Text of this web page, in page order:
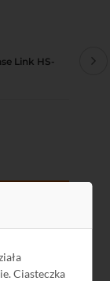
Ciasteczka
Link HS-
wszystkie